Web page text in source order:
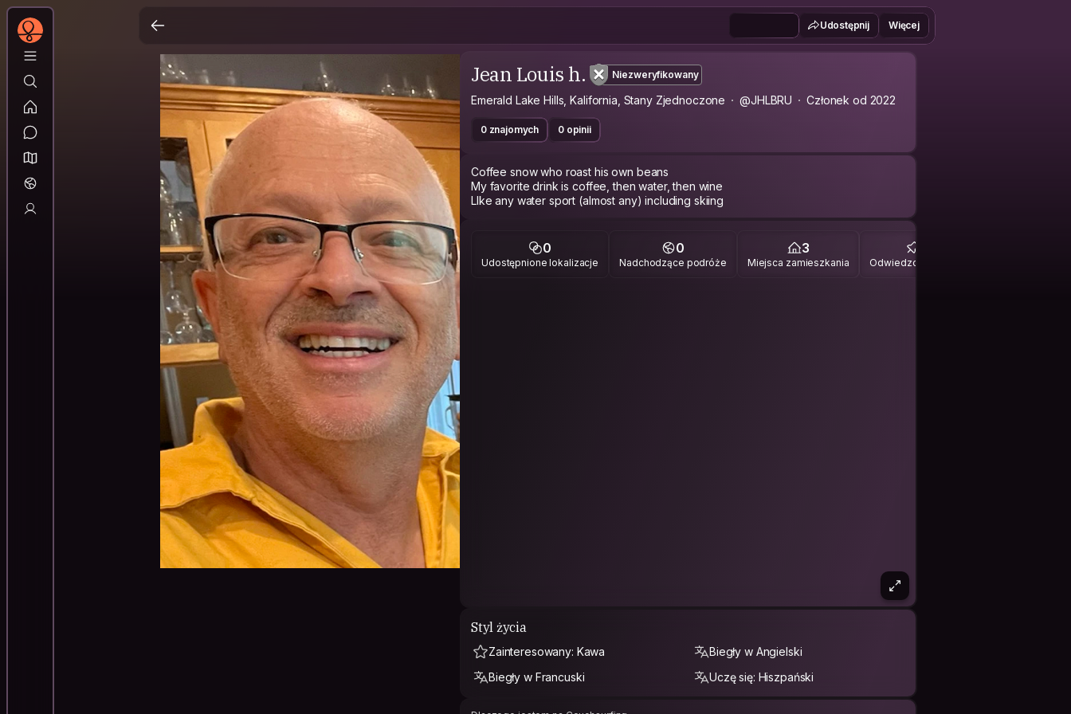
Udostępnij Więcej
Jean Louis h. Niezweryfikowany
Emerald Lake Hills, Kalifornia, Stany Zjednoczone @JHLBRU Członek od 2022
0 znajomych 0 opinii
Coffee snow who roast his own beans
My favorite drink is coffee, then water, then wine
0
Udostępnione lokalizacje
0
Nadchodzące podróże
3
Miejsca zamieszkania Odwiedzone miejsca
Styl życia
Zainteresowany: Kawa
Biegły w Angielski
Biegły w Francuski
Uczę się: Hiszpański